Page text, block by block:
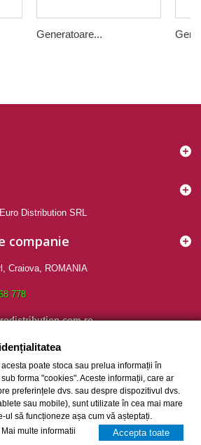
Generatoare...
Distribution SRL
companie
Craiova, ROMANIA
778
poate stoca sau prelua informații în
forma "cookies". Aceste informații, care ar
preferințele dvs. sau despre dispozitivul dvs.
sau mobile), sunt utilizate în cea mai mare
ul să funcționeze așa cum vă așteptați.
Mai multe informatii
Accepta toate